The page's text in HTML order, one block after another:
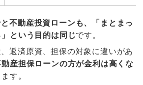
不動産投資ローンも、「まとまっ
という目的は同じです。
返済原資、担保の対象に違いがあ
産担保ローンの方が金利は高くな
ます。